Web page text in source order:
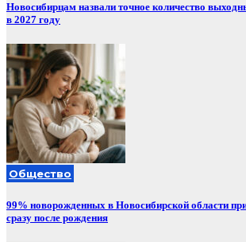
Новосибирцам назвали точное количество
в 2027 году
Общество
99% новорожденных в Новосибирской области
сразу после рождения